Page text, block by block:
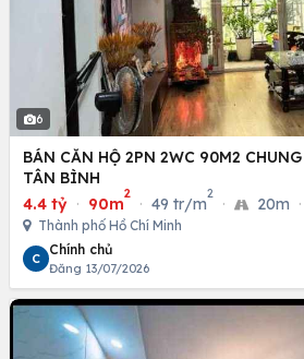
6
BÁN CĂN HỘ 2PN 2WC 90M2
TÂN BÌNH
4.4 tỷ · 90m
2
· 49 tr/m
2
· 20m ·
Thành phố Hồ Chí Minh
C
Chính chủ
Đăng 13/07/2026